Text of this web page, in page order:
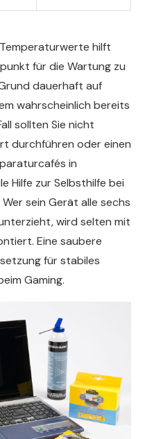
hilft
für die Wartung zu
dauerhaft auf
wahrscheinlich bereits
sollten Sie nicht
durchführen oder einen
in
Hilfe zur Selbsthilfe bei
sein Gerät alle sechs
wird selten mit
Eine saubere
für stabiles
Gaming.